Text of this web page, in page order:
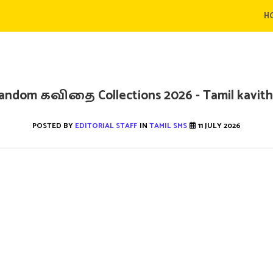
கவிதை Collections 2026 - Tamil
POSTED BY EDITORIAL STAFF IN TAMIL SMS 11 JULY 2026